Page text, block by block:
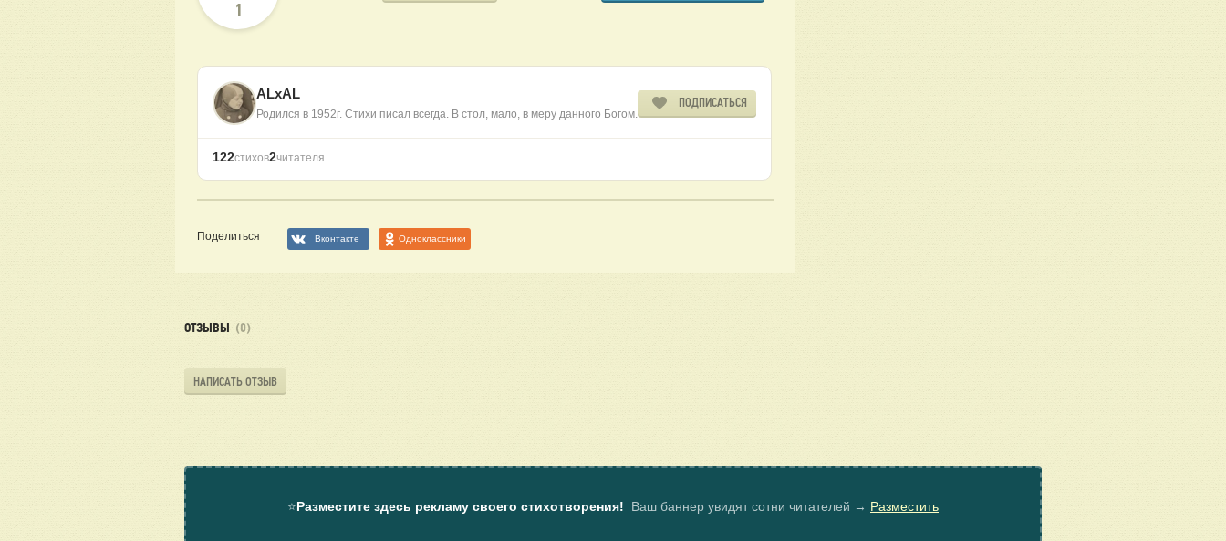
1
ALxAL
Родился в 1952г. Стихи писал всегда. В стол, мало, в меру данного Богом.
ПОДПИСАТЬСЯ
122стихов2читателя
Поделиться Вконтакте Одноклассники
ОТЗЫВЫ (0)
НАПИСАТЬ ОТЗЫВ
⭐Разместите здесь рекламу своего стихотворения! Ваш баннер увидят сотни читателей → Разместить